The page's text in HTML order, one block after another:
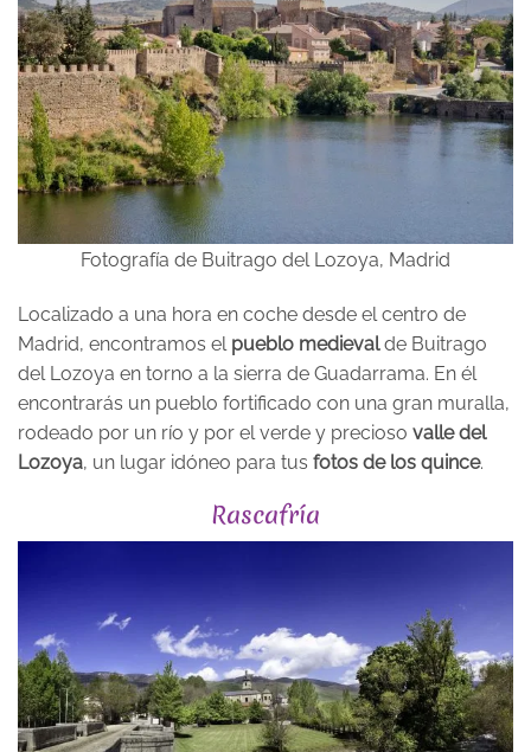
Fotografía de Buitrago del Lozoya, Madrid
Localizado a una hora en coche desde el centro de
Madrid, encontramos el pueblo medievalde Buitrago
del Lozoya en torno a la sierra de Guadarrama. En él
encontrarás un pueblo fortificado con una gran muralla,
rodeado por un río y por el verde y precioso valle del
Lozoya, un lugar idóneo para tus fotos de los quince.
Rascafría